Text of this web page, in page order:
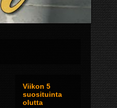
Viikon 5
suosituinta
olutta